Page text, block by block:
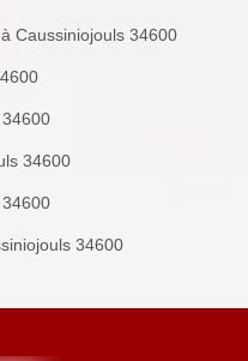
Caussiniojouls 34600
34600
34600